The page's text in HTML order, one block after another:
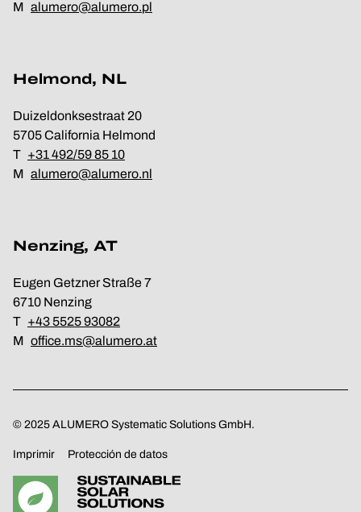
M alumero@alumero.pl
Helmond, NL
Duizeldonksestraat 20
5705 California Helmond
T +31 492/59 85 10
M alumero@alumero.nl
Nenzing, AT
Eugen Getzner Straße 7
6710 Nenzing
T +43 5525 93082
M office.ms@alumero.at
© 2025 ALUMERO Systematic Solutions GmbH.
Imprimir Protección de datos